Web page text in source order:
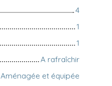
4
1
1
A rafraîchir
Aménagée et équipée